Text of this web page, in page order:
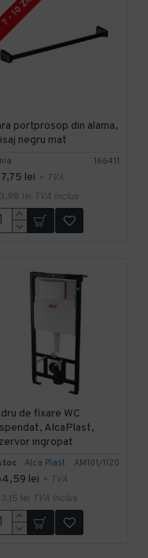
7 - 10 ZILE
166411
portprosop din alama,
negru mat
lei + TVA
lei TVA inclus
Alca Plast AM101/1120
de fixare WC
AlcaPlast,
ingropat
lei + TVA
lei TVA inclus